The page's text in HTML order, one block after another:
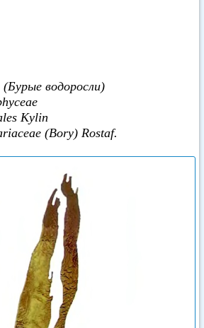
водоросли)
Kylin
(Bory) Rostaf.